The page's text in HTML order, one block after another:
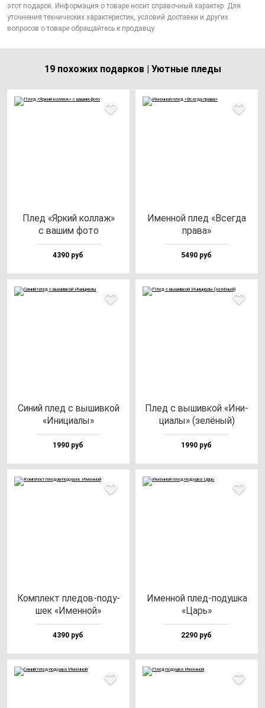
этот подарок. Информация о товаре носит справочный характер. Для
уточнения технических характеристик, условий доставки и других
вопросов о товаре обращайтесь к продавцу.
19 похожих подарков | Уютные пледы
Плед «Яркий кол­лаж»
с ва­шим фо­то
4390 руб
Имен­ной плед «Всег­да
пра­ва»
5490 руб
Синий плед с вы­шив­кой
«Ини­ци­алы»
1990 руб
Плед с вы­шив­кой «Ини­
ци­алы» (зе­лё­ный)
1990 руб
Ком­плект пле­дов-по­ду­
шек «Имен­ной»
4390 руб
Имен­ной плед-по­душ­ка
«Царь»
2290 руб